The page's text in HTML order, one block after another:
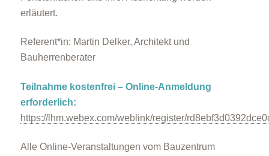
erläutert.
Referent*in: Martin Delker, Architekt und
Bauherrenberater
Teilnahme kostenfrei – Online-Anmeldung
erforderlich:
https://lhm.webex.com/weblink/register/
Alle Online-Veranstaltungen vom Bauzentrum